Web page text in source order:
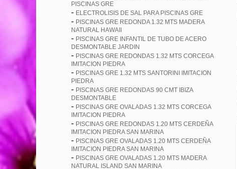
PISCINAS GRE
- ELECTROLISIS DE SAL PARA PISCINAS GRE
- PISCINAS GRE REDONDA 1.32 MTS MADERA
NATURAL HAWAII
- PISCINAS GRE INFANTIL DE TUBO DE ACERO
DESMONTABLE JARDIN
- PISCINAS GRE REDONDAS 1.32 MTS CORCEGA
IMITACION PIEDRA
- PISCINAS GRE 1.32 MTS SANTORINI IMITACION
PIEDRA
- PISCINAS GRE REDONDAS 90 CMT IBIZA
DESMONTABLE
- PISCINAS GRE OVALADAS 1.32 MTS CORCEGA
IMITACION PIEDRA
- PISCINAS GRE REDONDAS 1.20 MTS CERDEÑA
IMITACION PIEDRA SAN MARINA
- PISCINAS GRE OVALADAS 1.20 MTS CERDEÑA
IMITACION PIEDRA SAN MARINA
- PISCINAS GRE OVALADAS 1.20 MTS MADERA
NATURAL ISLAND SAN MARINA